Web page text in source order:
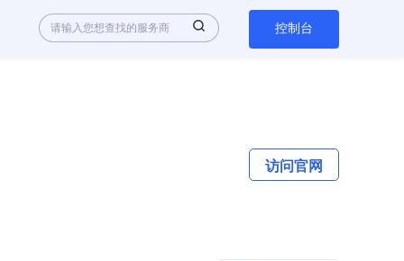
控制台
访问官网